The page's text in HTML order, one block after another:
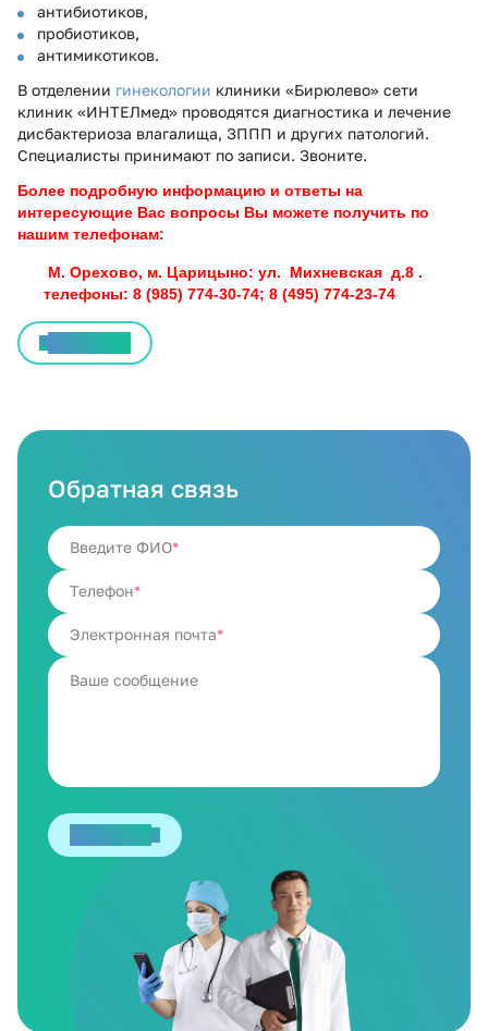
антибиотиков,
пробиотиков,
антимикотиков.
В отделении гинекологии клиники «Бирюлево» сети
клиник «ИНТЕЛмед» проводятся диагностика и лечение
дисбактериоза влагалища, ЗППП и других патологий.
Специалисты принимают по записи. Звоните.
Более подробную информацию и ответы на
интересующие Вас вопросы Вы можете получить по
нашим телефонам:
М. Орехово, м. Царицыно: ул. Михневская д.8 .
телефоны: 8 (985) 774-30-74; 8 (495) 774-23-74
Обратная связь
Введите ФИО
Телефон
Электронная почта